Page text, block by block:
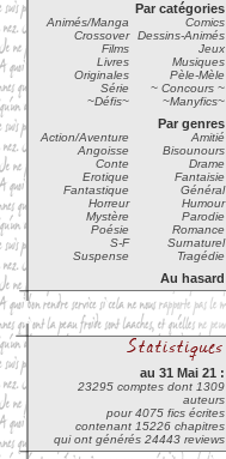
Par catégories
Animés/Manga
Comics
Crossover
Dessins-Animés
Films
Jeux
Livres
Musiques
Originales
Pèle-Mèle
Série
~ Concours ~
~Défis~
~Manyfics~
Par genres
Action/Aventure
Amitié
Angoisse
Bisounours
Conte
Drame
Erotique
Fantaisie
Fantastique
Général
Horreur
Humour
Mystère
Parodie
Poésie
Romance
S-F
Surnaturel
Suspense
Tragédie
Au hasard
au 31 Mai 21 :
23295 comptes dont 1309
auteurs
pour 4075 fics écrites
contenant 15226 chapitres
qui ont générés 24443 reviews